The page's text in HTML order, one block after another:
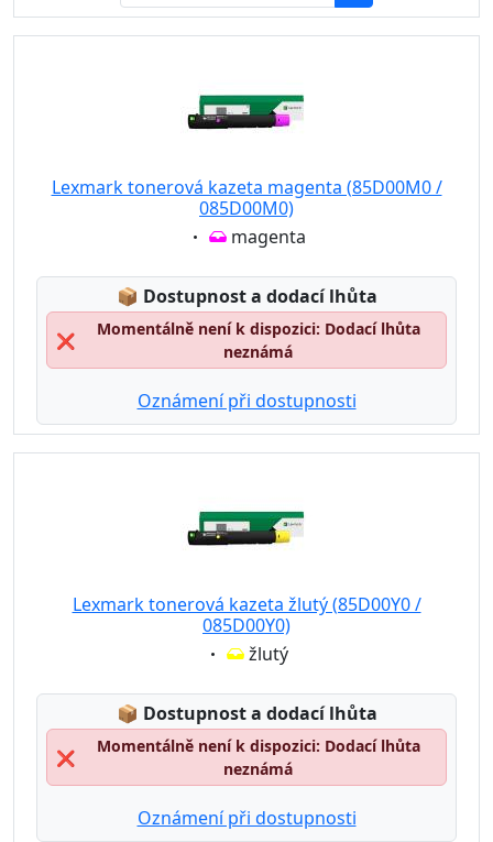
Lexmark tonerová kazeta magenta (85D00M0 /
085D00M0)
Eigenschaft:
magenta
📦 Lagerstatus:
Dostupnost a dodací lhůta
❌
Momentálně není k dispozici: Dodací lhůta
neznámá
Oznámení při dostupnosti
Lexmark tonerová kazeta žlutý (85D00Y0 /
085D00Y0)
Eigenschaft:
žlutý
📦 Lagerstatus:
Dostupnost a dodací lhůta
❌
Momentálně není k dispozici: Dodací lhůta
neznámá
Oznámení při dostupnosti